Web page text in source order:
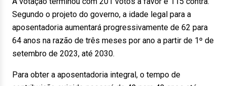
Segundo o projeto do governo, a idade legal para a
aposentadoria aumentará progressivamente de 62 para
64 anos na razão de três meses por ano a partir de 1º de
setembro de 2023, até 2030.
Para obter a aposentadoria integral, o tempo de